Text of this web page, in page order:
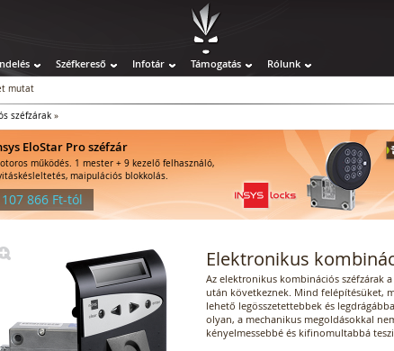
Széfkereső Infotár Támogatás Rólunk
mutat
széfzárak »
EloStar Pro széfzár
működés. 1 mester + 9 kezelő felhasználó,
maipulációs blokkolás.
866 Ft-tól
Elektronikus
Az elektronikus kombinációs széfzárak
után következnek. Mind felépítésüket,
lehető legösszetettebbek és
olyan, a mechanikus megoldásokkal
kényelmessebbé és kifinomultabbá